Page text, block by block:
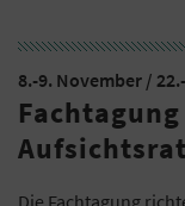
8.-9. November /
Die Fachtagung